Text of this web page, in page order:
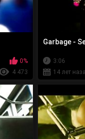
0%
4 473
Garbage -
3:06
14 лет